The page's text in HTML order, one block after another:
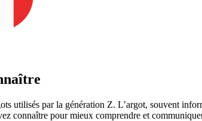
utilisés par la génération Z. L’argot, souvent
connaître pour mieux comprendre et